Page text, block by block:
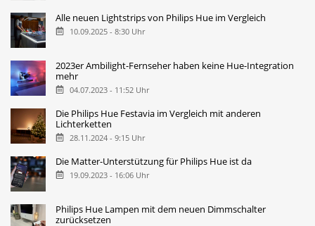
Alle neuen Lightstrips von Philips Hue im Vergleich
10.09.2025 - 8:30 Uhr
2023er Ambilight-Fernseher haben keine Hue-Integration
mehr
04.07.2023 - 11:52 Uhr
Die Philips Hue Festavia im Vergleich mit anderen
Lichterketten
28.11.2024 - 9:15 Uhr
Die Matter-Unterstützung für Philips Hue ist da
19.09.2023 - 16:06 Uhr
Philips Hue Lampen mit dem neuen Dimmschalter
zurücksetzen